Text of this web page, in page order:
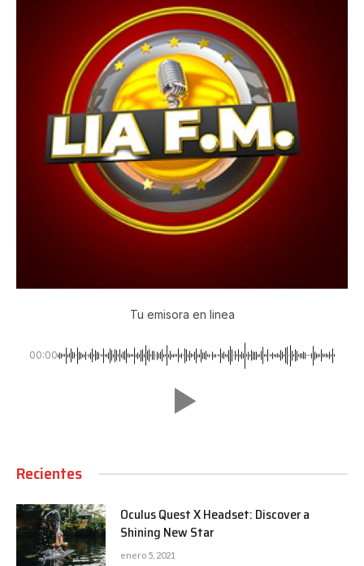
Tu emisora en linea
00:00
Recientes
Oculus Quest X Headset: Discover a
Shining New Star
enero 5, 2021